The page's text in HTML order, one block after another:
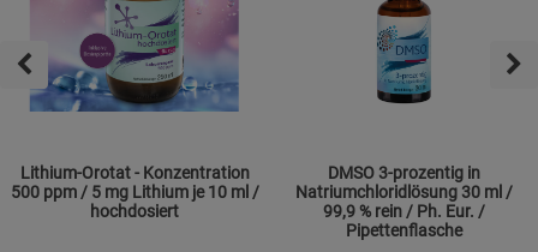
Lithium-Orotat - Konzentration
500 ppm / 5 mg Lithium je 10 ml /
hochdosiert
DMSO 3-prozentig in
Natriumchloridlösung 30 ml /
99,9 % rein / Ph. Eur. /
Pipettenflasche